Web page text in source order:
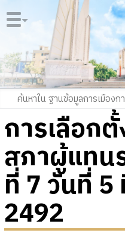
การเลือก
สภาผู้แทน
ที่ 7 วันที่
2492